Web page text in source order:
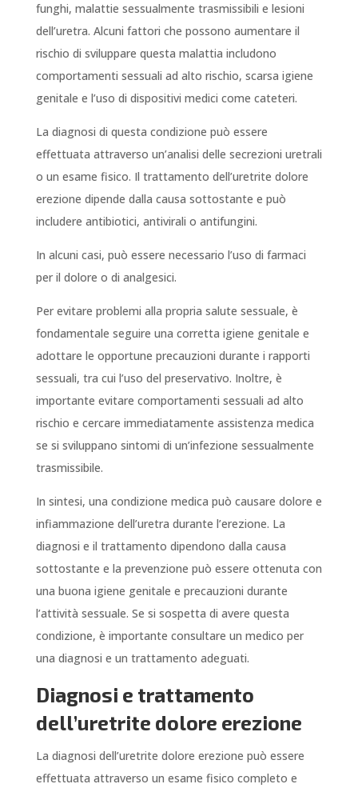
funghi, malattie sessualmente trasmissibili e lesioni
dell’uretra. Alcuni fattori che possono aumentare il
rischio di sviluppare questa malattia includono
comportamenti sessuali ad alto rischio, scarsa igiene
genitale e l’uso di dispositivi medici come cateteri.
La diagnosi di questa condizione può essere
effettuata attraverso un’analisi delle secrezioni uretrali
o un esame fisico. Il trattamento dell’uretrite dolore
erezione dipende dalla causa sottostante e può
includere antibiotici, antivirali o antifungini.
In alcuni casi, può essere necessario l’uso di farmaci
per il dolore o di analgesici.
Per evitare problemi alla propria salute sessuale, è
fondamentale seguire una corretta igiene genitale e
adottare le opportune precauzioni durante i rapporti
sessuali, tra cui l’uso del preservativo. Inoltre, è
importante evitare comportamenti sessuali ad alto
rischio e cercare immediatamente assistenza medica
se si sviluppano sintomi di un’infezione sessualmente
trasmissibile.
In sintesi, una condizione medica può causare dolore e
infiammazione dell’uretra durante l’erezione. La
diagnosi e il trattamento dipendono dalla causa
sottostante e la prevenzione può essere ottenuta con
una buona igiene genitale e precauzioni durante
l’attività sessuale. Se si sospetta di avere questa
condizione, è importante consultare un medico per
una diagnosi e un trattamento adeguati.
Diagnosi e trattamento
dell’uretrite dolore erezione
La diagnosi dell’uretrite dolore erezione può essere
effettuata attraverso un esame fisico completo e